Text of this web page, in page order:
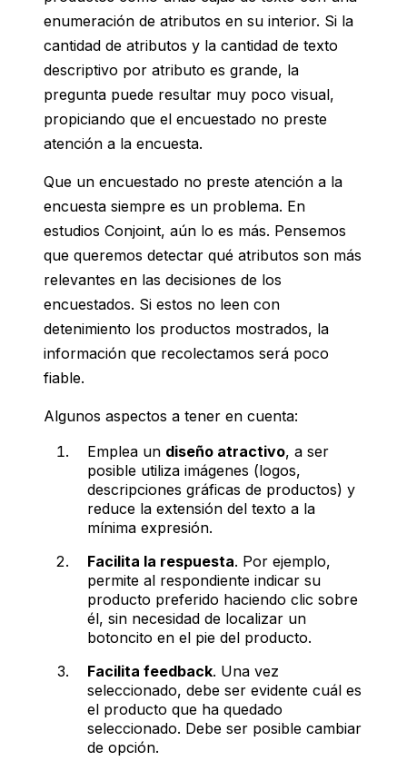
enumeración de atributos en su interior. Si la
cantidad de atributos y la cantidad de texto
descriptivo por atributo es grande, la
pregunta puede resultar muy poco visual,
propiciando que el encuestado no preste
atención a la encuesta.
Que un encuestado no preste atención a la
encuesta siempre es un problema. En
estudios Conjoint, aún lo es más. Pensemos
que queremos detectar qué atributos son más
relevantes en las decisiones de los
encuestados. Si estos no leen con
detenimiento los productos mostrados, la
información que recolectamos será poco
fiable.
Algunos aspectos a tener en cuenta:
Emplea un diseño atractivo, a ser
posible utiliza imágenes (logos,
descripciones gráficas de productos) y
reduce la extensión del texto a la
mínima expresión.
Facilita la respuesta. Por ejemplo,
permite al respondiente indicar su
producto preferido haciendo clic sobre
él, sin necesidad de localizar un
botoncito en el pie del producto.
Facilita feedback. Una vez
seleccionado, debe ser evidente cuál es
el producto que ha quedado
seleccionado. Debe ser posible cambiar
de opción.